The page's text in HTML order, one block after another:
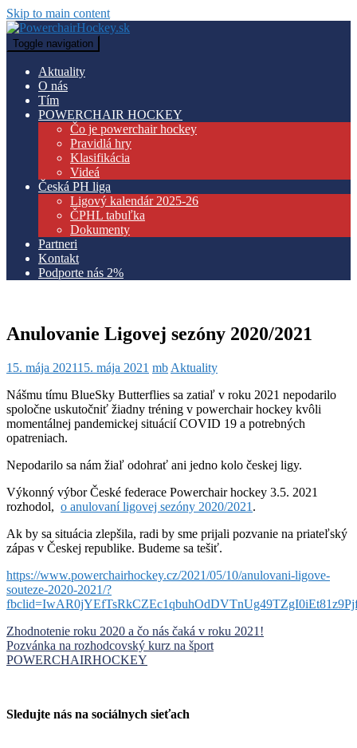
Skip to main content
Toggle navigation
Aktuality
O nás
Tím
POWERCHAIR HOCKEY
Čo je powerchair hockey
Pravidlá hry
Klasifikácia
Videá
Česká PH liga
Ligový kalendár 2025-26
ČPHL tabuľka
Dokumenty
Partneri
Kontakt
Podporte nás 2%
Anulovanie Ligovej sezóny 2020/2021
15. mája 202115. mája 2021 mb Aktuality
Nášmu tímu BlueSky Butterflies sa zatiaľ v roku 2021 nepodarilo
spoločne uskutočniť žiadny tréning v powerchair hockey kvôli
momentálnej pandemickej situácií COVID 19 a potrebných
opatreniach.
Nepodarilo sa nám žiaľ odohrať ani jedno kolo českej ligy.
Výkonný výbor České federace Powerchair hockey 3.5. 2021
rozhodol, o anulovaní ligovej sezóny 2020/2021 .
Ak by sa situácia zlepšila, radi by sme prijali pozvanie na priateľský
zápas v Českej republike. Budeme sa tešiť.
https://www.powerchairhockey.cz/2021/05/10/anulovani-ligove-
souteze-2020-2021/?
Navigácia
v
Zhodnotenie roku 2020 a čo nás čaká v roku 2021!
Pozvánka na rozhodcovský kurz na šport
POWERCHAIRHOCKEY
Sledujte nás na sociálnych sieťach